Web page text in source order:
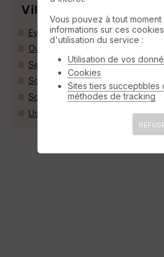
Villes
Eycheil (09200)
Oust (09140)
Seix (09140)
Soueix-Rogalle (09140)
Soulan (09320)
Ustou (09140)
Vous pouvez à tout
informations sur ces
d'utilisation du service :
Utilisation de vos
Cookies
Sites tiers
méthodes de tracking